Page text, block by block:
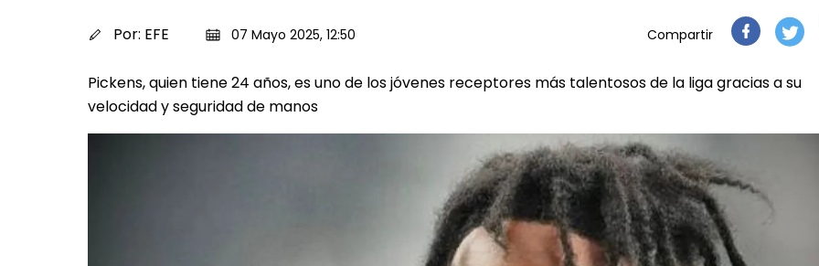
Por: EFE 07 Mayo 2025, 12:50 Compartir
Pickens, quien tiene 24 años, es uno de los jóvenes receptores más talentosos de la liga gracias a su
velocidad y seguridad de manos